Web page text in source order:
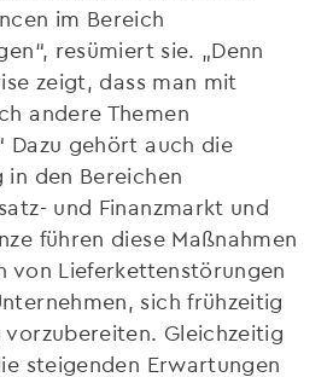
im Bereich
resümiert sie. „Denn
zeigt, dass man mit
andere Themen
Dazu gehört auch die
in den Bereichen
und Finanzmarkt und
führen diese Maßnahmen
von Lieferkettenstörungen
sich frühzeitig
vorzubereiten. Gleichzeitig
steigenden Erwartungen